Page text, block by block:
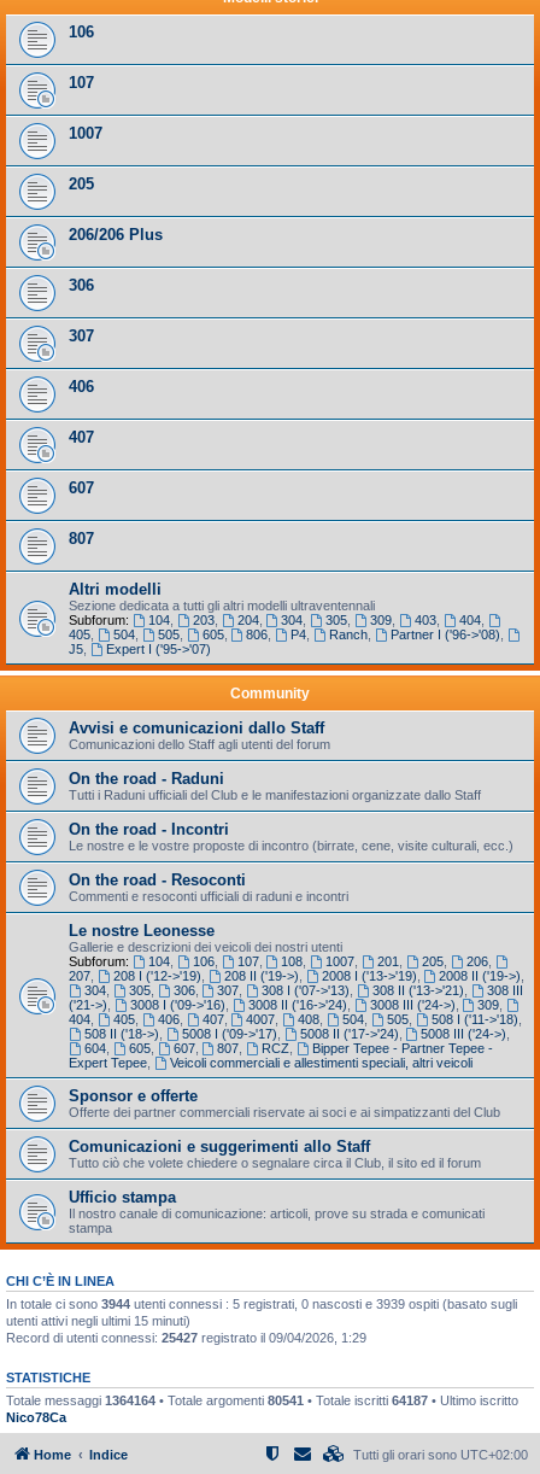
106
107
1007
205
206/206 Plus
306
307
406
407
607
807
Altri modelli
Sezione dedicata a tutti gli altri modelli ultraventennali
Subforum:
104, 203, 204, 304 305 309 403, 404,
405
504, 505, 605, 806 P4 Ranch Partner I ('96->'08)
J5
Expert I ('95->'07)
Community
Avvisi e comunicazioni dallo Staff
Comunicazioni dello Staff agli utenti del forum
On the road - Raduni
Tutti i Raduni ufficiali del Club e le manifestazioni organizzate dallo Staff
On the road - Incontri
Le nostre e le vostre proposte di incontro (birrate, cene, visite culturali, ecc.)
On the road - Resoconti
Commenti e resoconti ufficiali di raduni e incontri
Le nostre Leonesse
Gallerie e descrizioni dei veicoli dei nostri utenti
Subforum:
104, 106, 107, 108 1007 201 205, 206,
207
208 I ('12->'19) 208 II ('19->) 2008 I ('13->'19) 2008 II ('19->)
304, 305, 306, 307 308 I ('07->'13) 308 II ('13->'21)
308 III
('21->)
3008 I ('09->'16) 3008 II ('16->'24) 3008 III ('24->) 309
404
405, 406, 407, 4007 408 504 505, 508 I ('11->'18)
508 II ('18->)
5008 I ('09->'17) 5008 II ('17->'24) 5008 III ('24->)
604, 605, 607, 807 RCZ
Bipper Tepee - Partner Tepee -
Expert Tepee
Veicoli commerciali e allestimenti speciali, altri veicoli
Sponsor e offerte
Offerte dei partner commerciali riservate ai soci e ai simpatizzanti del Club
Comunicazioni e suggerimenti allo Staff
Tutto ciò che volete chiedere o segnalare circa il Club, il sito ed il forum
Ufficio stampa
Il nostro canale di comunicazione: articoli, prove su strada e comunicati
stampa
CHI C’È IN LINEA
In totale ci sono 3944 utenti connessi : 5 registrati, 0 nascosti e 3939 ospiti (basato sugli
utenti attivi negli ultimi 15 minuti)
Record di utenti connessi: 25427 registrato il 09/04/2026, 1:29
STATISTICHE
Totale messaggi 1364164 • Totale argomenti 80541 • Totale iscritti 64187 • Ultimo iscritto
Nico78Ca
Home Indice Tutti gli orari sono UTC+02:00